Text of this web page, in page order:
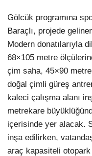
Gölcük programına
Baraçlı, projede
Modern donatılarıyla
68×105 metre
çim saha, 45×90
doğal çimli güreş
kaleci çalışma alanı
metrekare
içerisinde yer alacak.
inşa edilirken,
araç kapasiteli